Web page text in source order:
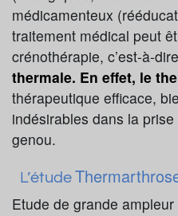
médicamenteux
traitement médical peut
crénothérapie, c’est-à-
thermale. En effet, le
thérapeutique efficace,
indésirables dans la
genou.
L’étude
Etude de grande